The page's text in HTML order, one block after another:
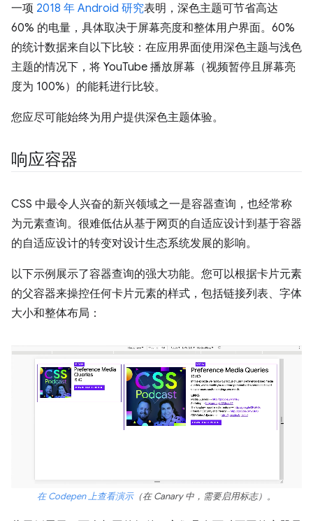
一项 2018 年 Android 研究表明，深色主题可节省高达
60% 的电量，具体取决于屏幕亮度和整体用户界面。60%
的统计数据来自以下比较：在应用界面使用深色主题与浅色
主题的情况下，将 YouTube 播放屏幕（视频暂停且屏幕亮
度为 100%）的能耗进行比较。
您应尽可能始终为用户提供深色主题体验。
响应容器
CSS 中最令人兴奋的新兴领域之一是容器查询，也经常称
为元素查询。很难低估从基于网页的自适应设计到基于容器
的自适应设计的转变对设计生态系统发展的影响。
以下示例展示了容器查询的强大功能。您可以根据卡片元素
的父容器来操控任何卡片元素的样式，包括链接列表、字体
大小和整体布局：
在 Codepen 上查看演示（在 Canary 中，需要启用标志）。